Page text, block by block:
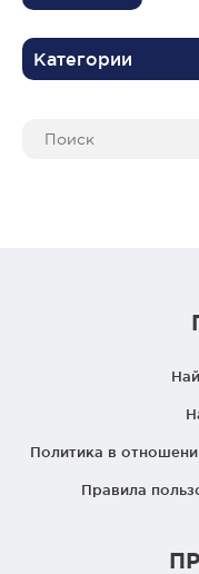
Категории
Политика в
Правила